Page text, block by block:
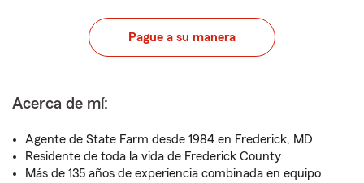
Pague a su manera
Acerca de mí:
Agente de State Farm desde 1984 en Frederick, MD
Residente de toda la vida de Frederick County
Más de 135 años de experiencia combinada en equipo